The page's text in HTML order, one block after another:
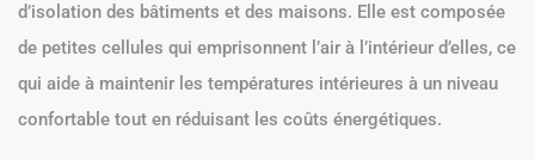
d’isolation des bâtiments et des maisons. Elle est composée
de petites cellules qui emprisonnent l’air à l’intérieur d’elles, ce
qui aide à maintenir les températures intérieures à un niveau
confortable tout en réduisant les coûts énergétiques.